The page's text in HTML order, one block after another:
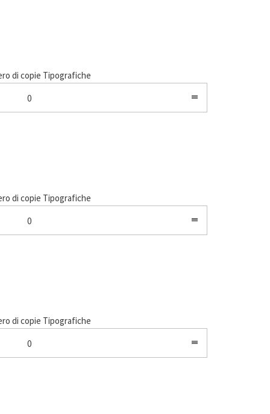
di copie Tipografiche
0
di copie Tipografiche
0
di copie Tipografiche
0